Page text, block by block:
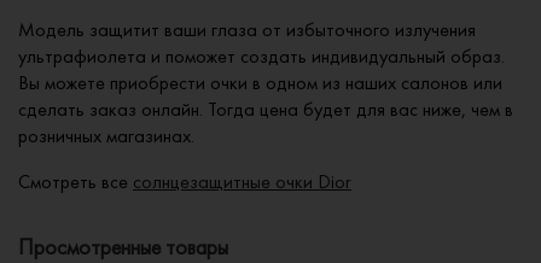
Модель защитит ваши глаза от избыточного излучения
ультрафиолета и поможет создать индивидуальный образ.
Вы можете приобрести очки в одном из наших салонов или
сделать заказ онлайн. Тогда цена будет для вас ниже, чем в
розничных магазинах.
Смотреть все солнцезащитные очки Dior
Просмотренные товары